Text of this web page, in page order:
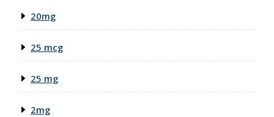
20mg
25 mcg
25 mg
2mg